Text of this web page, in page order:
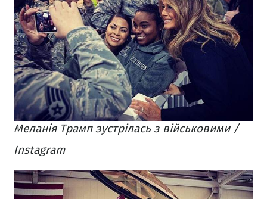
Меланія Трамп зустрілась з військовими /
Instagram